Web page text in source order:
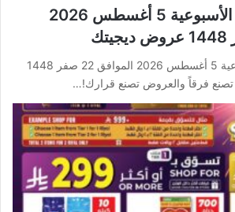
عروض لولو جدة الأسبوعية 5 أغسطس 2026
عروض لولو جدة الأسبوعية 5 أغسطس 2026 الموافق 22 صفر 1448
فرقاً والعروض تصنع قرارك!…